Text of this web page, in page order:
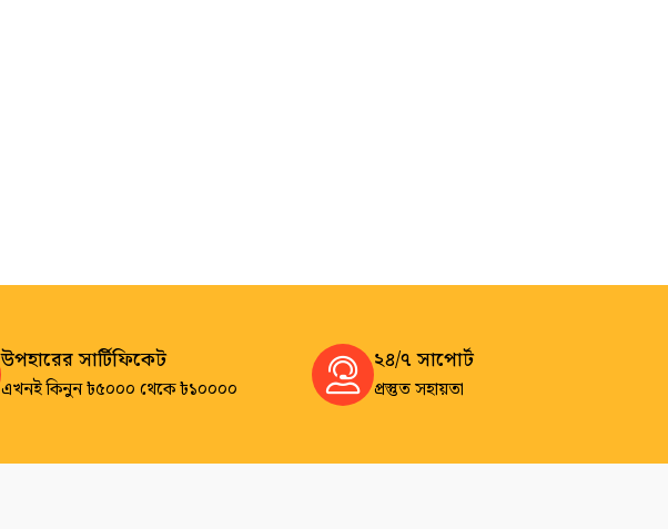
উপহারের সার্টিফিকেট
এখনই কিনুন ৳৫০০০ থেকে ৳১০০০০
২৪/৭ সাপোর্ট
প্রস্তুত সহায়তা